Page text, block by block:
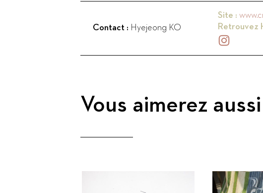
Contact : Hyejeong KO
Site :
Retrouvez
Vous aimerez aussi